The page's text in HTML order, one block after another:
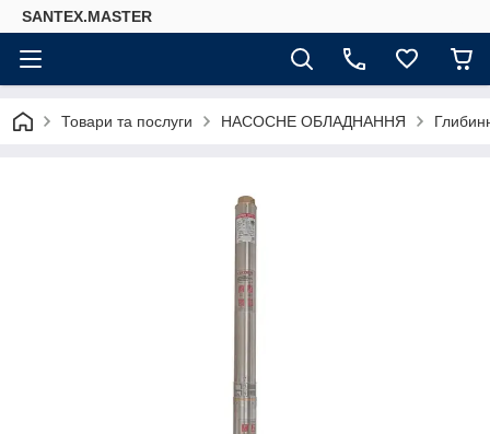
SANTEX.MASTER
Товари та послуги НАСОСНЕ ОБЛАДНАННЯ